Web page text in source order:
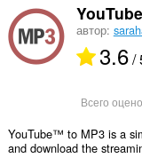
автор:
3.6/
Всего
YouTube™ to MP3 is a
and download the